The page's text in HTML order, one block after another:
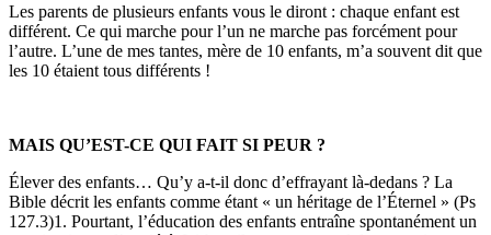
Les parents de plusieurs enfants vous le diront : chaque enfant est
différent. Ce qui marche pour l’un ne marche pas forcément pour
l’autre. L’une de mes tantes, mère de 10 enfants, m’a souvent dit que
les 10 étaient tous différents !
MAIS QU’EST-CE QUI FAIT SI PEUR ?
Élever des enfants… Qu’y a-t-il donc d’effrayant là-dedans ? La
Bible décrit les enfants comme étant « un héritage de l’Éternel » (Ps
127.3)1. Pourtant, l’éducation des enfants entraîne spontanément un